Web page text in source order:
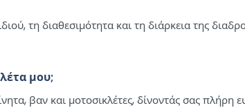
τη διαθεσιμότητα και τη διάρκεια της
μου;
βαν και μοτοσικλέτες, δίνοντάς σας πλήρη